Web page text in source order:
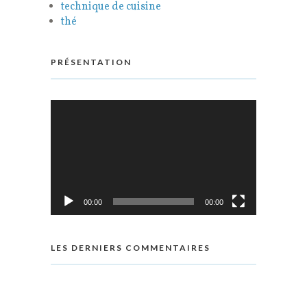
technique de cuisine
thé
PRÉSENTATION
00:00 00:00
LES DERNIERS COMMENTAIRES